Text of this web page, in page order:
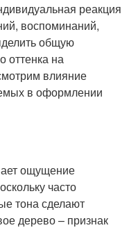
реакция
воспоминаний,
общую
оттенка на
влияние
в оформлении
ощущение
часто
тона сделают
дерево – признак